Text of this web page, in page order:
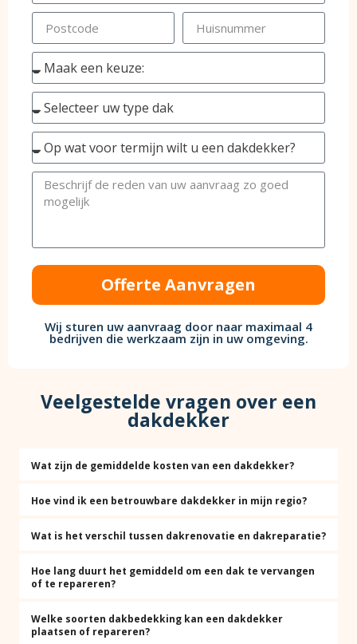
Offerte Aanvragen
Wij sturen uw aanvraag door naar maximaal 4
bedrijven die werkzaam zijn in uw omgeving.
Veelgestelde vragen over een
dakdekker
Wat zijn de gemiddelde kosten van een dakdekker?
Hoe vind ik een betrouwbare dakdekker in mijn regio?
Wat is het verschil tussen dakrenovatie en dakreparatie?
Hoe lang duurt het gemiddeld om een dak te vervangen
of te repareren?
Welke soorten dakbedekking kan een dakdekker
plaatsen of repareren?